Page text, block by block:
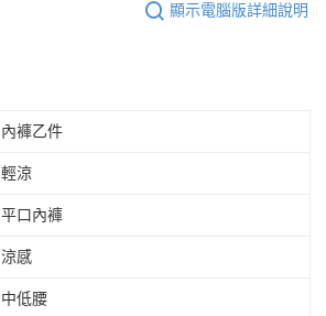
顯示電腦版詳細說明
內褲乙件
輕涼
平口內褲
涼感
中低腰